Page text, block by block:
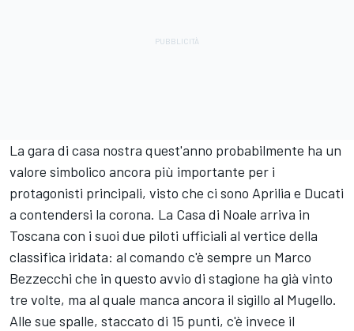
La gara di casa nostra quest'anno probabilmente ha un
valore simbolico ancora più importante per i
protagonisti principali, visto che ci sono Aprilia e Ducati
a contendersi la corona. La Casa di Noale arriva in
Toscana con i suoi due piloti ufficiali al vertice della
classifica iridata: al comando c'è sempre un Marco
Bezzecchi che in questo avvio di stagione ha già vinto
tre volte, ma al quale manca ancora il sigillo al Mugello.
Alle sue spalle, staccato di 15 punti, c'è invece il